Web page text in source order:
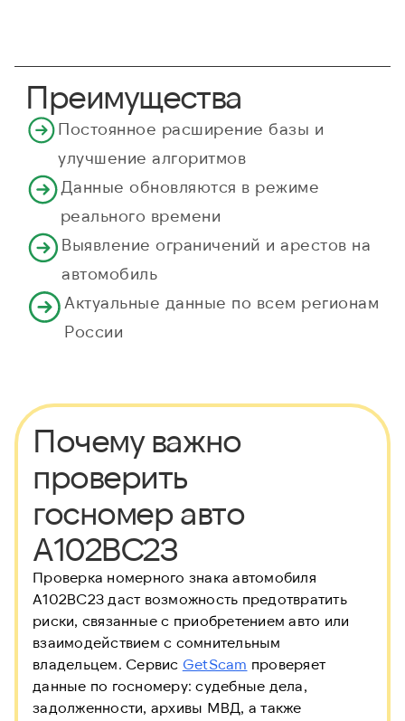
Преимущества
Постоянное расширение базы и
улучшение алгоритмов
Данные обновляются в режиме
реального времени
Выявление ограничений и арестов на
автомобиль
Актуальные данные по всем регионам
России
Почему важно
проверить
госномер авто
А102ВС23
Проверка номерного знака автомобиля
А102ВС23 даст возможность предотвратить
риски, связанные с приобретением авто или
взаимодействием с сомнительным
владельцем. Сервис GetScam проверяет
данные по госномеру: судебные дела,
задолженности, архивы МВД, а также